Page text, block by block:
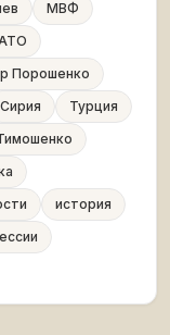
МВФ
Порошенко
Сирия
Турция
история